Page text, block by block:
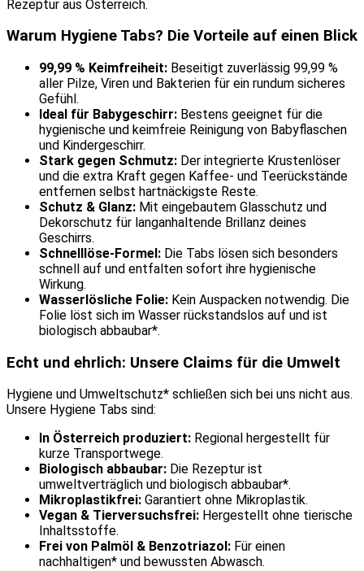
Rezeptur aus Österreich.
Warum Hygiene Tabs? Die Vorteile auf einen Blick
99,99 % Keimfreiheit: Beseitigt zuverlässig 99,99 %
aller Pilze, Viren und Bakterien für ein rundum sicheres
Gefühl.
Ideal für Babygeschirr: Bestens geeignet für die
hygienische und keimfreie Reinigung von Babyflaschen
und Kindergeschirr.
Stark gegen Schmutz: Der integrierte Krustenlöser
und die extra Kraft gegen Kaffee- und Teerückstände
entfernen selbst hartnäckigste Reste.
Schutz & Glanz: Mit eingebautem Glasschutz und
Dekorschutz für langanhaltende Brillanz deines
Geschirrs.
Schnelllöse-Formel: Die Tabs lösen sich besonders
schnell auf und entfalten sofort ihre hygienische
Wirkung.
Wasserlösliche Folie: Kein Auspacken notwendig. Die
Folie löst sich im Wasser rückstandslos auf und ist
biologisch abbaubar*.
Echt und ehrlich: Unsere Claims für die Umwelt
Hygiene und Umweltschutz* schließen sich bei uns nicht aus.
Unsere Hygiene Tabs sind:
In Österreich produziert: Regional hergestellt für
kurze Transportwege.
Biologisch abbaubar: Die Rezeptur ist
umweltverträglich und biologisch abbaubar*.
Mikroplastikfrei: Garantiert ohne Mikroplastik.
Vegan & Tierversuchsfrei: Hergestellt ohne tierische
Inhaltsstoffe.
Frei von Palmöl & Benzotriazol: Für einen
nachhaltigen* und bewussten Abwasch.